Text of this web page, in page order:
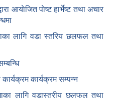
आयाेजित पाेष्ट हार्भेष्ट तथा अचार
लागि वडा स्तरिय छलफल तथा
कार्यक्रम सम्पन्न
लागि वडास्तरीय छलफल तथा